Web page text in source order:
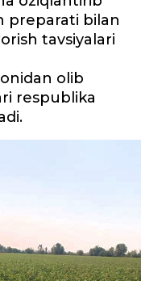
preparati bilan
tavsiyalari
olib
respublika